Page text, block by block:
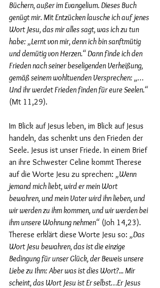
Büchern, außer im Evangelium. Dieses Buch
genügt mir. Mit Entzücken lausche ich auf jenes
Wort Jesu, das mir alles sagt, was ich zu tun
habe: „Lernt von mir, denn ich bin sanftmütig
und demütig von Herzen.“ Dann finde ich den
Frieden nach seiner beseligenden Verheißung,
gemäß seinem wohltuenden Versprechen: „…
Und ihr werdet Frieden finden für eure Seelen.“
(Mt 11,29).
Im Blick auf Jesus leben, im Blick auf Jesus
handeln, das schenkt uns den Frieden der
Seele. Jesus ist unser Friede. In einem Brief
an ihre Schwester Celine kommt Therese
auf die Worte Jesu zu sprechen: „Wenn
jemand mich liebt, wird er mein Wort
bewahren, und mein Vater wird ihn lieben, und
wir werden zu ihm kommen, und wir werden bei
ihm unsere Wohnung nehmen“ (Joh 14,23).
Therese erklärt diese Worte Jesu so: „Das
Wort Jesu bewahren, das ist die einzige
Bedingung für unser Glück, der Beweis unsere
Liebe zu Ihm: Aber was ist dies Wort?... Mir
scheint, das Wort Jesu ist Er selbst…Er Jesus